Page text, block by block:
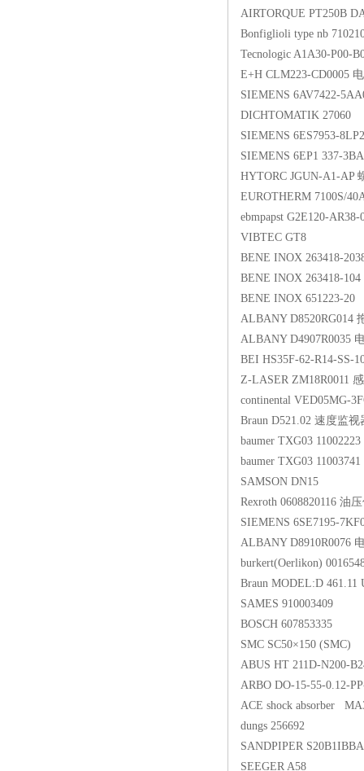
AIRTORQUE PT250B
Bonfiglioli type nb
Tecnologic A1A30-P00-
E+H CLM223-CD0005
SIEMENS 6AV7422-
DICHTOMATIK 27060
SIEMENS 6ES7953-
SIEMENS 6EP1 337-
HYTORC JGUN-A1-AP
EUROTHERM 7100S/
ebmpapst G2E120-
VIBTEC GT8
BENE INOX 263418-
BENE INOX 263418-104
BENE INOX 651223-20
ALBANY D8520RG014
ALBANY D4907R0035
BEI HS35F-62-R14-SS-
Z-LASER ZM18R0011
continental VED05MG-
Braun D521.02 速度监视
baumer TXG03
baumer TXG03 11003741
SAMSON DN15
Rexroth 0608820116 油
SIEMENS 6SE7195-
ALBANY D8910R0076
burkert(Oerlikon)
Braun MODEL:D 461.11
SAMES 910003409
BOSCH 607853335
SMC SC50×150 (SMC)
ABUS HT 211D-N200-
ARBO DO-15-55-0.12-
ACE shock absorber
dungs 256692
SANDPIPER
SEEGER A58